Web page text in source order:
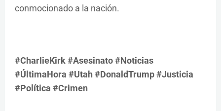
conmocionado a la nación.
#CharlieKirk #Asesinato #Noticias
#ÚltimaHora #Utah #DonaldTrump #Justicia
#Política #Crimen